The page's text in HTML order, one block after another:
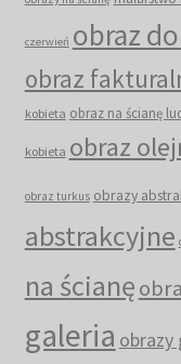
czerwień obraz
obraz
kobieta obraz na ścianę
kobieta obraz
obraz turkus obrazy
abstrakcyjne
na ścianę
galeria obrazy